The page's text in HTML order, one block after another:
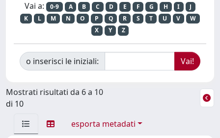
Vai a: 0-9 A B C D E F G H I
J
K
L M N O P Q R S T U V
W
X
Y Z
o inserisci le iniziali:
Mostrati risultati da 6 a 10
di 10
esporta metadati